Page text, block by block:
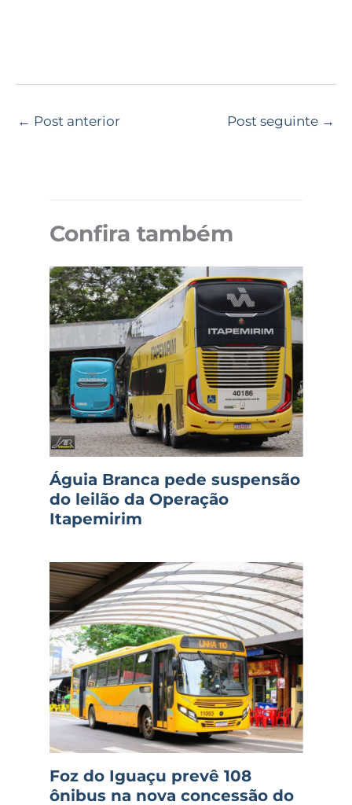
← Post anterior Post seguinte →
Confira também
Águia Branca pede suspensão
do leilão da Operação
Itapemirim
Foz do Iguaçu prevê 108
ônibus na nova concessão do